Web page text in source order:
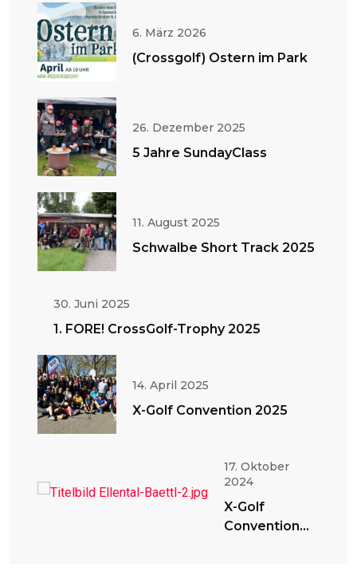
6. März 2026
(Crossgolf) Ostern im Park
26. Dezember 2025
5 Jahre SundayClass
11. August 2025
Schwalbe Short Track 2025
30. Juni 2025
1. FORE! CrossGolf-Trophy 2025
14. April 2025
X-Golf Convention 2025
17. Oktober
2024
X-Golf
Convention